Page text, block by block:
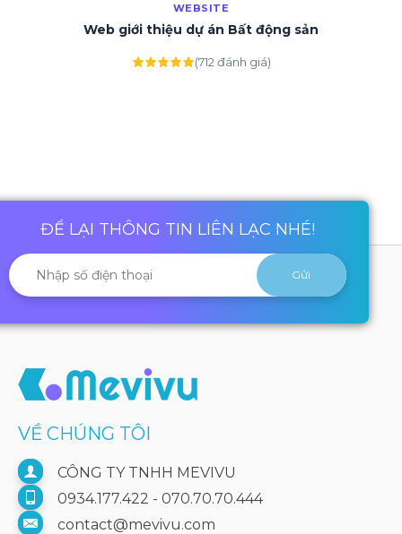
WEBSITE
Web giới thiệu dự án Bất động sản
(712 đánh giá)
ĐỂ LẠI THÔNG TIN LIÊN LẠC NHÉ!
VỀ CHÚNG TÔI
CÔNG TY TNHH MEVIVU
0934.177.422 - 070.70.70.444
contact@mevivu.com